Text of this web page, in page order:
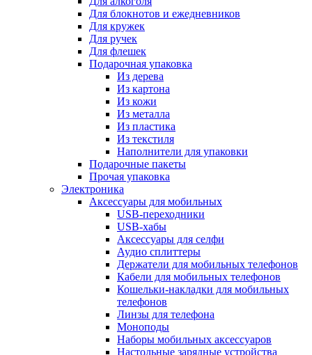
Для блокнотов и ежедневников
Для кружек
Для ручек
Для флешек
Подарочная упаковка
Из дерева
Из картона
Из кожи
Из металла
Из пластика
Из текстиля
Наполнители для упаковки
Подарочные пакеты
Прочая упаковка
Электроника
Аксессуары для мобильных
USB-переходники
USB-хабы
Аксессуары для селфи
Аудио сплиттеры
Держатели для мобильных телефонов
Кабели для мобильных телефонов
Кошельки-накладки для мобильных
телефонов
Линзы для телефона
Моноподы
Наборы мобильных аксессуаров
Настольные зарядные устройства